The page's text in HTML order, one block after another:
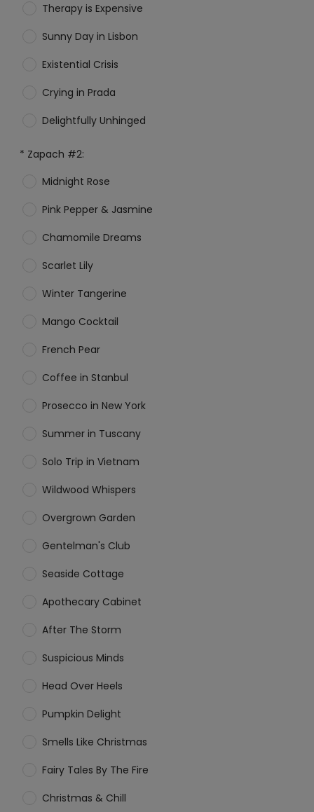
Therapy is Expensive
Sunny Day in Lisbon
Existential Crisis
Crying in Prada
Delightfully Unhinged
* Zapach #2:
Midnight Rose
Pink Pepper & Jasmine
Chamomile Dreams
Scarlet Lily
Winter Tangerine
Mango Cocktail
French Pear
Coffee in Stanbul
Prosecco in New York
Summer in Tuscany
Solo Trip in Vietnam
Wildwood Whispers
Overgrown Garden
Gentelman's Club
Seaside Cottage
Apothecary Cabinet
After The Storm
Suspicious Minds
Head Over Heels
Pumpkin Delight
Smells Like Christmas
Fairy Tales By The Fire
Christmas & Chill